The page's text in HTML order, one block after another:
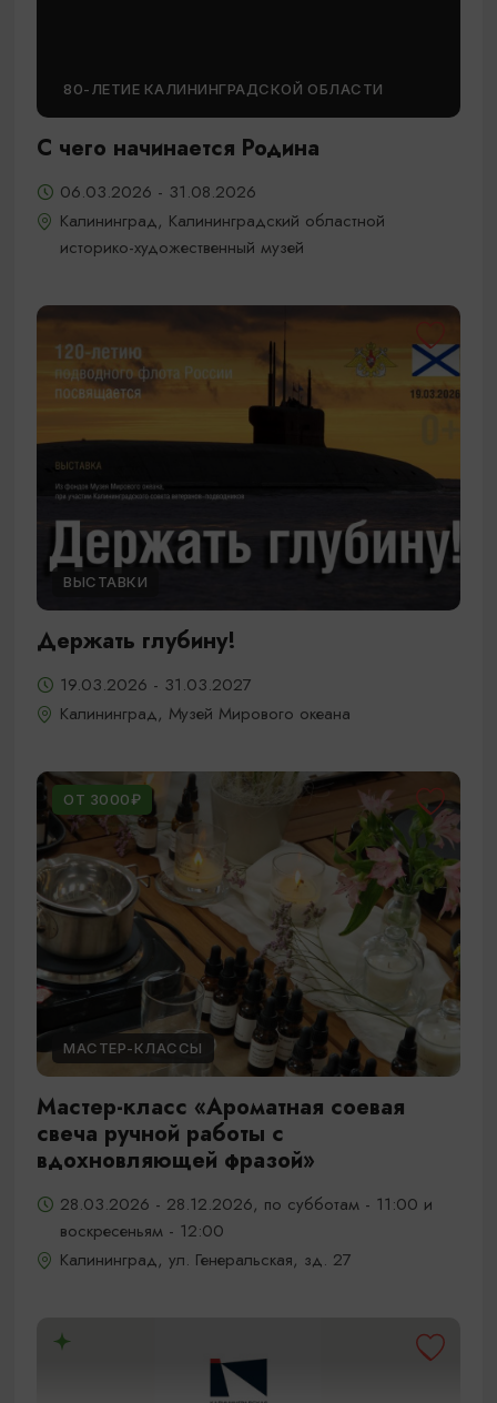
80-ЛЕТИЕ КАЛИНИНГРАДСКОЙ ОБЛАСТИ
С чего начинается Родина
06.03.2026 - 31.08.2026
Калининград, Калининградский областной
историко-художественный музей
ВЫСТАВКИ
Держать глубину!
19.03.2026 - 31.03.2027
Калининград, Музей Мирового океана
ОТ 3000₽
МАСТЕР-КЛАССЫ
Мастер-класс «Ароматная соевая
свеча ручной работы с
вдохновляющей фразой»
28.03.2026 - 28.12.2026, по субботам - 11:00 и
воскресеньям - 12:00
Калининград, ул. Генеральская, зд. 27